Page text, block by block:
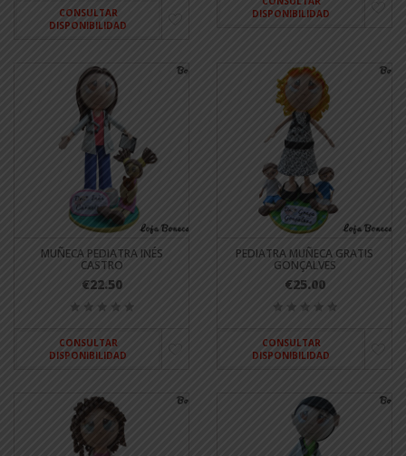
CONSULTAR
DISPONIBILIDAD
DISPONIBILIDAD
MUÑECA PEDIATRA INÉS
CASTRO
€22.50
CONSULTAR
DISPONIBILIDAD
PEDIATRA MUÑECA GRATIS
GONÇALVES
€25.00
CONSULTAR
DISPONIBILIDAD